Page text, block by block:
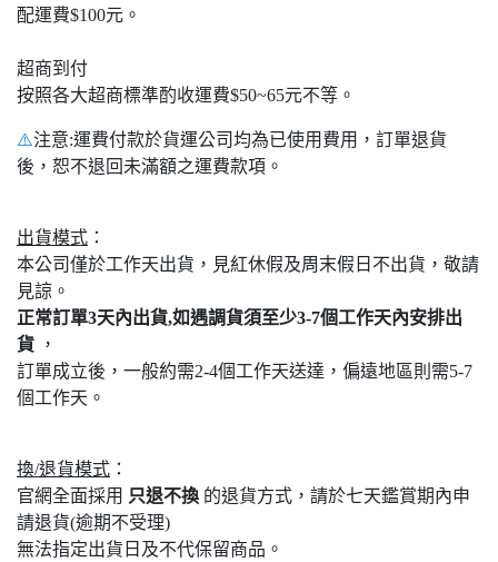
配運費$100元。
超商到付
按照各大超商標準酌收運費$50~65元不等。
⚠️注意:運費付款於貨運公司均為已使用費用，訂單退貨
後，恕不退回未滿額之運費款項。
出貨模式 ：
本公司僅於工作天出貨，見紅休假及周末假日不出貨，敬請
見諒。
正常訂單3天內出貨,如遇調貨須至少3-7個工作天內安排出
貨 ，
訂單成立後，一般約需2-4個工作天送達，偏遠地區則需5-7
個工作天。
換/退貨模式 ：
官網全面採用 只退不換 的退貨方式，請於七天鑑賞期內申
請退貨(逾期不受理)
無法指定出貨日及不代保留商品。